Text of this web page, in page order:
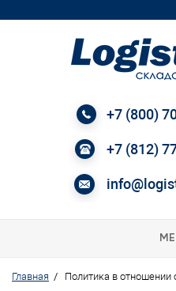
+7 (800)
+7 (812)
Главная / Политика в отношении